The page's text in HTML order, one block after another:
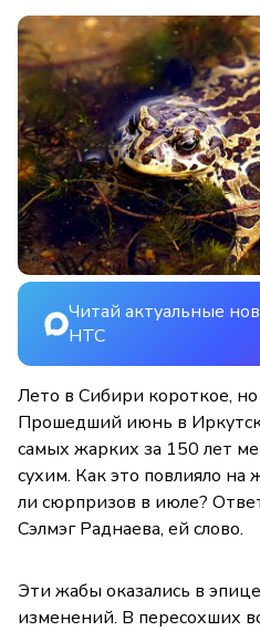
Читай актуальные
НТС
Лето в Сибири короткое,
Прошедший июнь в
самых жарких за 150 лет
сухим. Как это повлияло
ли сюрпризов в июле?
Сэлмэг Раднаева, ей слово.
Эти жабы оказались в
изменений. В пересохших